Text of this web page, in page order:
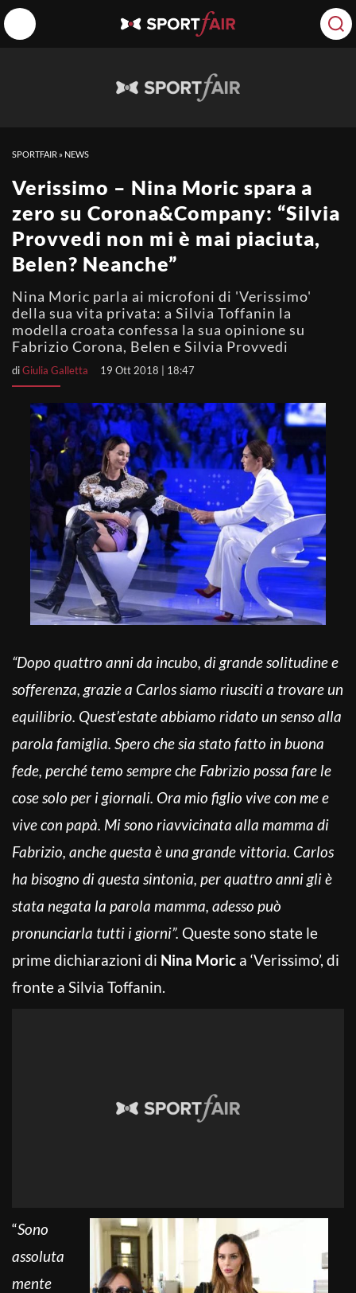
SPORTFAIR » NEWS
Verissimo – Nina Moric spara a
zero su Corona&Company: “Silvia
Provvedi non mi è mai piaciuta,
Belen? Neanche”
Nina Moric parla ai microfoni di 'Verissimo'
della sua vita privata: a Silvia Toffanin la
modella croata confessa la sua opinione su
Fabrizio Corona, Belen e Silvia Provvedi
diGiulia Galletta 19 Ott 2018 | 18:47
“Dopo quattro anni da incubo, di grande solitudine e
sofferenza, grazie a Carlos siamo riusciti a trovare un
equilibrio. Quest’estate abbiamo ridato un senso alla
parola famiglia. Spero che sia stato fatto in buona
fede, perché temo sempre che Fabrizio possa fare le
cose solo per i giornali. Ora mio figlio vive con me e
vive con papà. Mi sono riavvicinata alla mamma di
Fabrizio, anche questa è una grande vittoria. Carlos
ha bisogno di questa sintonia, per quattro anni gli è
stata negata la parola mamma, adesso può
pronunciarla tutti i giorni”. Queste sono state le
prime dichiarazioni di Nina Moric a ‘Verissimo’, di
fronte a Silvia Toffanin.
“Sono
assoluta
mente